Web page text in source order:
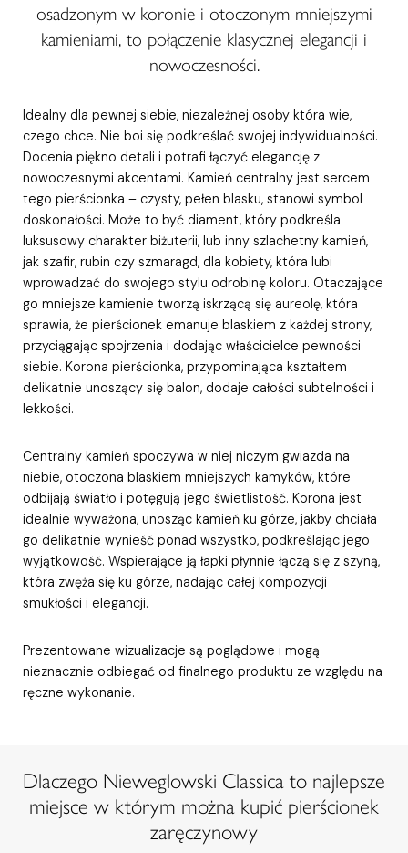
osadzonym w koronie i otoczonym mniejszymi
kamieniami, to połączenie klasycznej elegancji i
nowoczesności.
Idealny dla pewnej siebie, niezależnej osoby która wie,
czego chce. Nie boi się podkreślać swojej indywidualności.
Docenia piękno detali i potrafi łączyć elegancję z
nowoczesnymi akcentami. Kamień centralny jest sercem
tego pierścionka – czysty, pełen blasku, stanowi symbol
doskonałości. Może to być diament, który podkreśla
luksusowy charakter biżuterii, lub inny szlachetny kamień,
jak szafir, rubin czy szmaragd, dla kobiety, która lubi
wprowadzać do swojego stylu odrobinę koloru. Otaczające
go mniejsze kamienie tworzą iskrzącą się aureolę, która
sprawia, że pierścionek emanuje blaskiem z każdej strony,
przyciągając spojrzenia i dodając właścicielce pewności
siebie. Korona pierścionka, przypominająca kształtem
delikatnie unoszący się balon, dodaje całości subtelności i
lekkości.
Centralny kamień spoczywa w niej niczym gwiazda na
niebie, otoczona blaskiem mniejszych kamyków, które
odbijają światło i potęgują jego świetlistość. Korona jest
idealnie wyważona, unosząc kamień ku górze, jakby chciała
go delikatnie wynieść ponad wszystko, podkreślając jego
wyjątkowość. Wspierające ją łapki płynnie łączą się z szyną,
która zwęża się ku górze, nadając całej kompozycji
smukłości i elegancji.
Prezentowane wizualizacje są poglądowe i mogą
nieznacznie odbiegać od finalnego produktu ze względu na
ręczne wykonanie.
Dlaczego Nieweglowski Classica to najlepsze
miejsce w którym można kupić pierścionek
zaręczynowy